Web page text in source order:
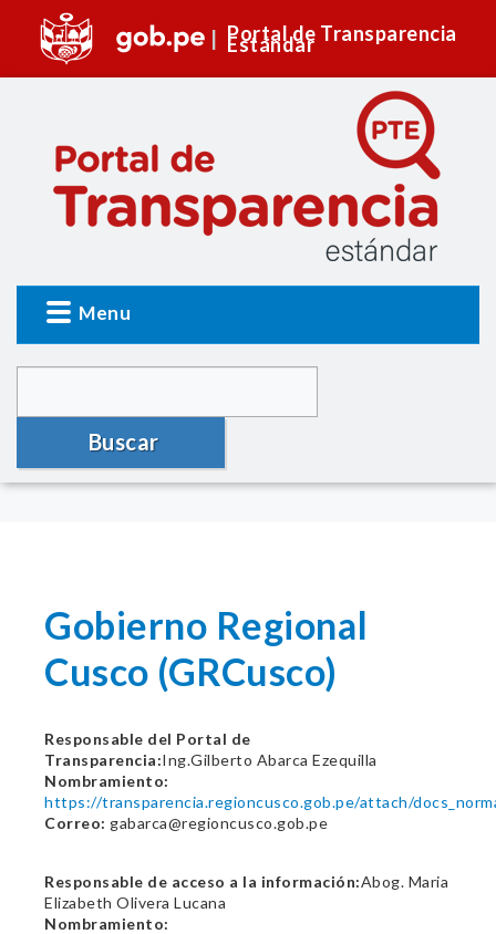
Portal de Transparencia
Estándar
Menu
Buscar
Gobierno Regional
Cusco (GRCusco)
Responsable del Portal de
Transparencia:Ing.Gilberto Abarca Ezequilla
Nombramiento:
https://transparencia.regioncusco.gob.pe/attach/
Correo: gabarca@regioncusco.gob.pe
Responsable de acceso a la información:Abog. Maria
Elizabeth Olivera Lucana
Nombramiento: